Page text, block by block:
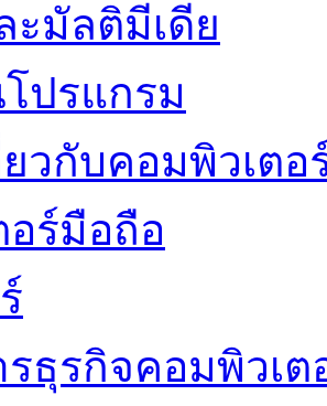
ะมัลติมีเดีย
ปรแกรม
วกับคอมพิวเตอ
ร์มือถือ
ธุรกิจคอมพิวเต